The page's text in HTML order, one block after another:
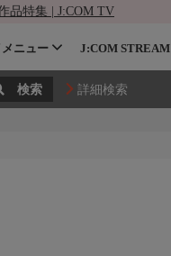
品特集 | J:COM TV
メニュー J:COM STREAM
詳細検索